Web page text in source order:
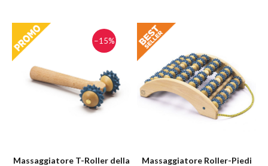
−15%
Massaggiatore T-Roller della
Massaggiatore Roller-Piedi